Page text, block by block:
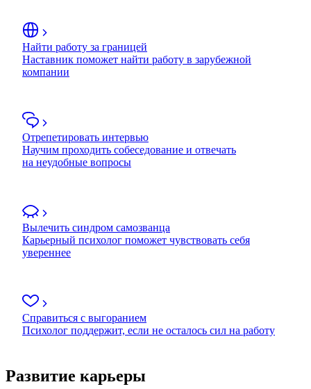
Найти работу за границей
Наставник поможет найти работу в зарубежной
компании
Отрепетировать интервью
Научим проходить собеседование и отвечать
на неудобные вопросы
Вылечить синдром самозванца
Карьерный психолог поможет чувствовать себя
увереннее
Справиться с выгоранием
Психолог поддержит, если не осталось сил на работу
Развитие карьеры